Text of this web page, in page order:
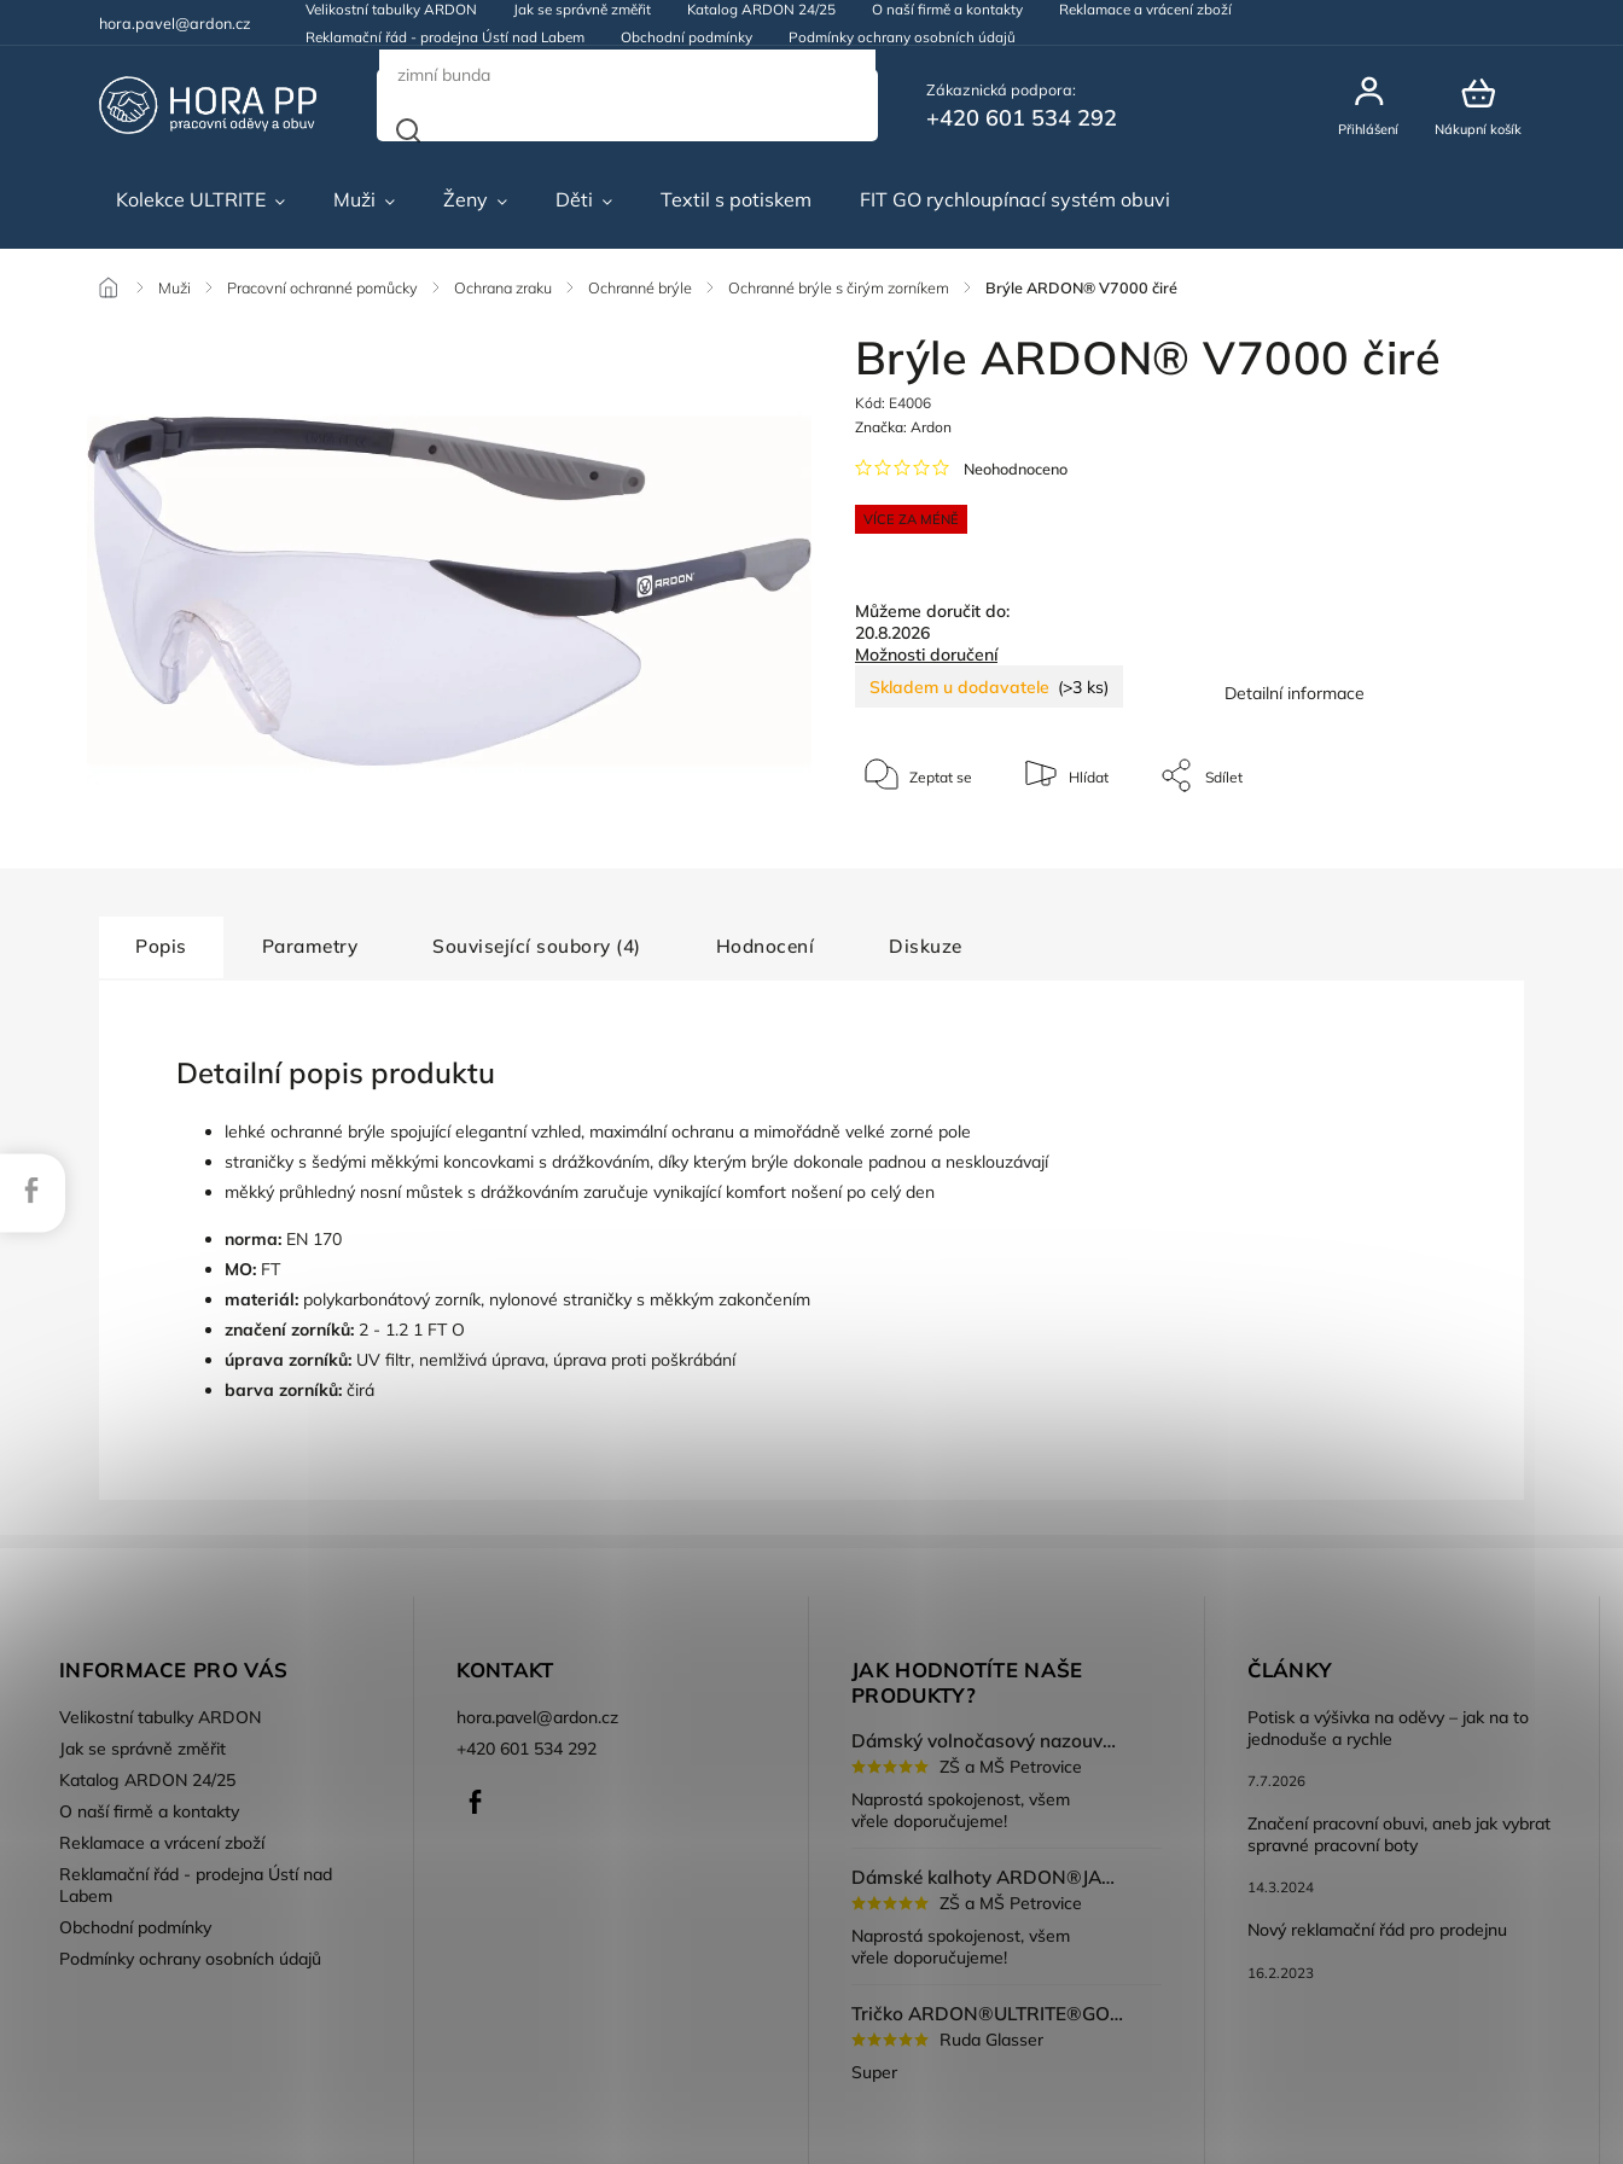
hora.pavel@ardon.cz
Velikostní tabulky ARDON Jak se správně změřit Katalog ARDON 24/25 O naší firmě a kontakty
Reklamace a vrácení zboží
Reklamační řád - prodejna Ústí nad Labem
Obchodní podmínky Podmínky ochrany osobních údajů
Zákaznická podpora:
+420 601 534 292 Nákupní košík
Přihlášení
Kolekce ULTRITE Muži Ženy Děti Textil s potiskem FIT GO rychloupínací systém obuvi
/ Muži / Pracovní ochranné pomůcky / Ochrana zraku / Ochranné brýle / Ochranné brýle s čirým zorníkem / Brýle ARDON® V7000 čiré
Brýle ARDON® V7000 čiré
Kód: E4006
VÍCE ZA MÉNĚ
Neohodnoceno
Značka: Ardon
Můžeme doručit do:
20.8.2026
Možnosti doručení
Skladem u dodavatele (>3 ks) Detailní informace
Zeptat se Hlídat Sdílet
Popis Parametry Související soubory (4) Hodnocení Diskuze
Detailní popis produktu
lehké ochranné brýle spojující elegantní vzhled, maximální ochranu a mimořádně velké zorné pole
straničky s šedými měkkými koncovkami s drážkováním, díky kterým brýle dokonale padnou a nesklouzávají
měkký průhledný nosní můstek s drážkováním zaručuje vynikající komfort nošení po celý den
norma: EN 170
MO: FT
materiál: polykarbonátový zorník, nylonové straničky s měkkým zakončením
značení zorníků: 2 - 1.2 1 FT O
úprava zorníků: UV filtr, nemlživá úprava, úprava proti poškrábání
barva zorníků: čirá
INFORMACE PRO VÁS
Velikostní tabulky ARDON
Jak se správně změřit
Katalog ARDON 24/25
O naší firmě a kontakty
Reklamace a vrácení zboží
Reklamační řád - prodejna Ústí nad
Labem
Obchodní podmínky
Podmínky ochrany osobních údajů
KONTAKT
hora.pavel@ardon.cz
+420 601 534 292
JAK HODNOTÍTE NAŠE
PRODUKTY?
Dámský volnočasový nazouvák ARDON®JUNO - růžová
ZŠ a MŠ Petrovice
Naprostá spokojenost, všem
vřele doporučujeme!
Dámské kalhoty ARDON®JASVENA šedá
ZŠ a MŠ Petrovice
Naprostá spokojenost, všem
vřele doporučujeme!
Tričko ARDON®ULTRITE®GO! dámské růžová
Ruda Glasser
Super
ČLÁNKY
Potisk a výšivka na oděvy – jak na to
jednoduše a rychle
7.7.2026
Značení pracovní obuvi, aneb jak vybrat
spravné pracovní boty
14.3.2024
Nový reklamační řád pro prodejnu
16.2.2023